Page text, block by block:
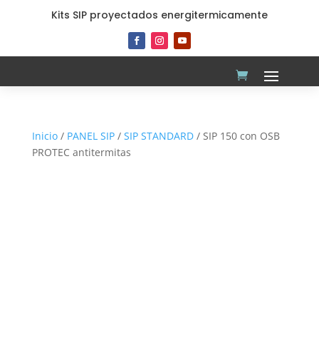
Kits SIP proyectados energitermicamente
Inicio/ PANEL SIP/ SIP STANDARD/ SIP 150 con OSB
PROTEC antitermitas